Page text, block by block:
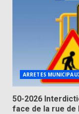
ARRETES
50-2026
face de la rue de